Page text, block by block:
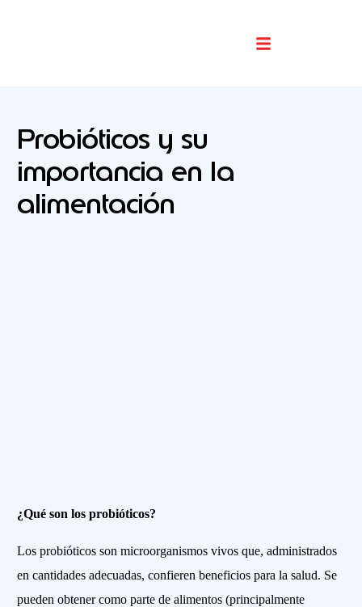
Probióticos y su
importancia en la
alimentación
¿Qué son los probióticos?
Los probióticos son microorganismos vivos que, administrados
en cantidades adecuadas, confieren beneficios para la salud. Se
pueden obtener como parte de alimentos (principalmente